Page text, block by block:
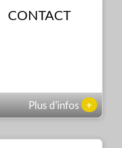
CONTACT
Plus d'infos +